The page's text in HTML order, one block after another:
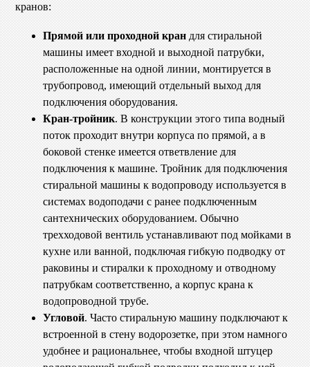
кранов:
Прямой или проходной кран для стиральной
машины имеет входной и выходной патрубки,
расположенные на одной линии, монтируется в
трубопровод, имеющий отдельный выход для
подключения оборудования.
Кран-тройник. В конструкции этого типа водный
поток проходит внутри корпуса по прямой, а в
боковой стенке имеется ответвление для
подключения к машине. Тройник для подключения
стиральной машины к водопроводу используется в
системах водоподачи с ранее подключенным
сантехнических оборудованием. Обычно
трехходовой вентиль устанавливают под мойками в
кухне или ванной, подключая гибкую подводку от
раковины и стиралки к проходному и отводному
патрубкам соответственно, а корпус крана к
водопроводной трубе.
Угловой. Часто стиральную машину подключают к
встроенной в стену водорозетке, при этом намного
удобнее и рациональнее, чтобы входной штуцер